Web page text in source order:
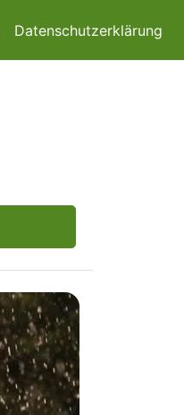
Datenschutzerklärung